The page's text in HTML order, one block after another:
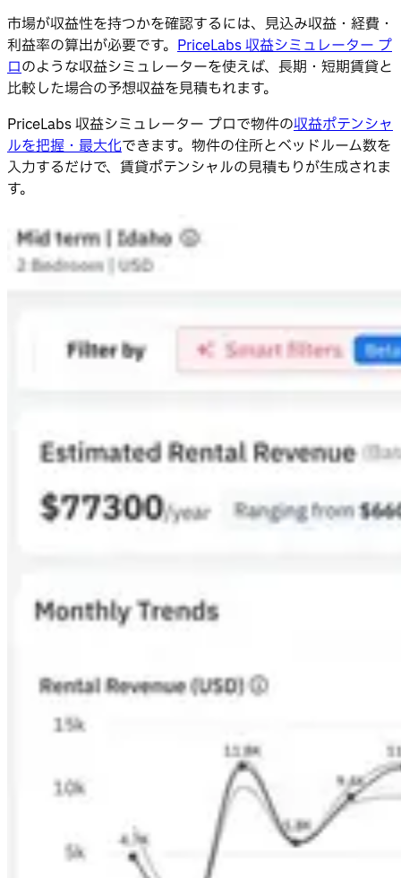
市場が収益性を持つかを確認するには、見込み収益・経費・
利益率の算出が必要です。 PriceLabs 収益シミュレーター プ
ロのような収益シミュレーターを使えば、長期・短期賃貸と
比較した場合の予想収益を見積もれます。
PriceLabs 収益シミュレーター プロで物件の収益ポテンシャ
ルを把握・最大化できます。物件の住所とベッドルーム数を
入力するだけで、賃貸ポテンシャルの見積もりが生成されま
す。